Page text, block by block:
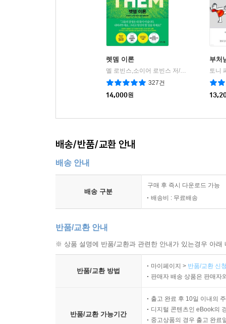
렛뎀 이론
멜 로빈스,소이어 로빈스 저/윤효원 역
비즈
327건
14,000원
부처
토니
배송/반품/교환 안내
배송 안내
배송 구분
구매 후 즉시 다운로드 가능
배송비 : 무료배송
반품/교환 안내
※ 상품 설명에 반품/교환과 관련한 안내가 있는경우 아
반품/교환 방법
마이페이지 > 반품/교환 신
판매자 배송 상품은 판매자
반품/교환 가능기간
출고 완료 후 10일 이내의
디지털 콘텐츠인 eBook의
중고상품의 경우 출고 완료